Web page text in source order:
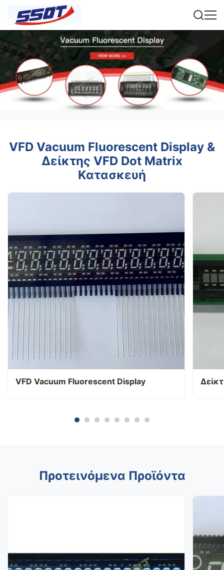
VFD Vacuum Fluorescent Display &
Δείκτης VFD Dot Matrix
Κατασκευή
VFD Vacuum Fluorescent Display
Προτεινόμενα Προϊόντα